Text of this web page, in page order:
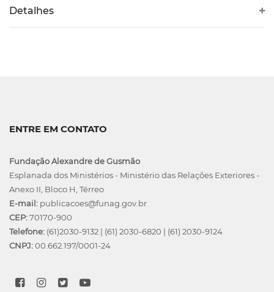
Detalhes
ENTRE EM CONTATO
Fundação Alexandre de Gusmão
Esplanada dos Ministérios - Ministério das Relações Exteriores -
Anexo II, Bloco H, Térreo
E-mail: publicacoes@funag.gov.br
CEP:70170-900
Telefone: (61)2030-9132 | (61) 2030-6820 | (61) 2030-9124
CNPJ:00.662.197/0001-24